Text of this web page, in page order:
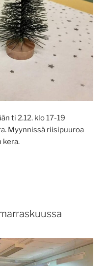
ti 2.12. klo 17-19
Myynnissä riisipuuroa
kera.